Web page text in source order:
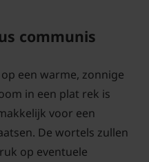
communis
een warme, zonnige
in een plat rek is
voor een
De wortels zullen
op eventuele